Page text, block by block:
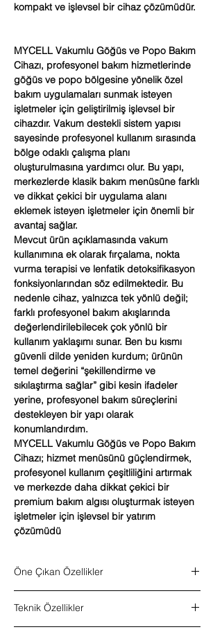
kompakt ve işlevsel bir cihaz çözümüdür.
MYCELL Vakumlu Göğüs ve Popo Bakım
Cihazı, profesyonel bakım hizmetlerinde
göğüs ve popo bölgesine yönelik özel
bakım uygulamaları sunmak isteyen
işletmeler için geliştirilmiş işlevsel bir
cihazdır. Vakum destekli sistem yapısı
sayesinde profesyonel kullanım sırasında
bölge odaklı çalışma planı
oluşturulmasına yardımcı olur. Bu yapı,
merkezlerde klasik bakım menüsüne farklı
ve dikkat çekici bir uygulama alanı
eklemek isteyen işletmeler için önemli bir
avantaj sağlar.
Mevcut ürün açıklamasında vakum
kullanımına ek olarak fırçalama, nokta
vurma terapisi ve lenfatik detoksifikasyon
fonksiyonlarından söz edilmektedir. Bu
nedenle cihaz, yalnızca tek yönlü değil;
farklı profesyonel bakım akışlarında
değerlendirilebilecek çok yönlü bir
kullanım yaklaşımı sunar. Ben bu kısmı
güvenli dilde yeniden kurdum; ürünün
temel değerini “şekillendirme ve
sıkılaştırma sağlar” gibi kesin ifadeler
yerine, profesyonel bakım süreçlerini
destekleyen bir yapı olarak
konumlandırdım.
MYCELL Vakumlu Göğüs ve Popo Bakım
Cihazı; hizmet menüsünü güçlendirmek,
profesyonel kullanım çeşitliliğini artırmak
ve merkezde daha dikkat çekici bir
premium bakım algısı oluşturmak isteyen
işletmeler için işlevsel bir yatırım
çözümüdü
Öne Çıkan Özellikler
Göğüs ve popo bölgesine yönelik bakım
Teknik Özellikler